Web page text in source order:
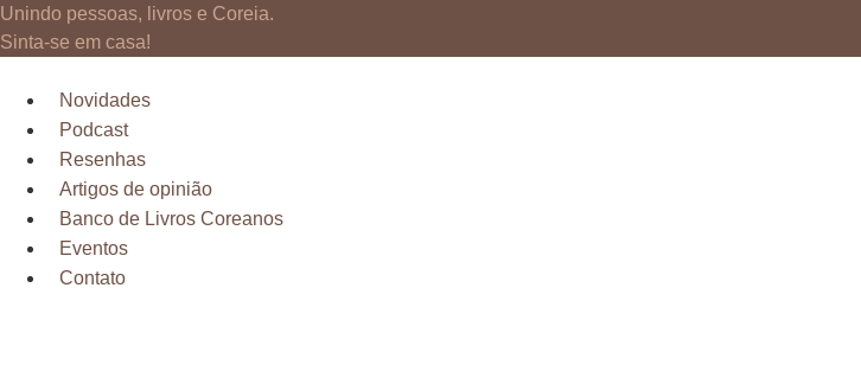
Ir
para
conteúdo
Unindo pessoas, livros e Coreia.
Sinta-se em casa!
Novidades
Podcast
Resenhas
Artigos de opinião
Banco de Livros Coreanos
Eventos
Contato